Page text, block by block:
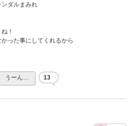
ダルまみれ
！
った事にしてくれるから
うーん… 13